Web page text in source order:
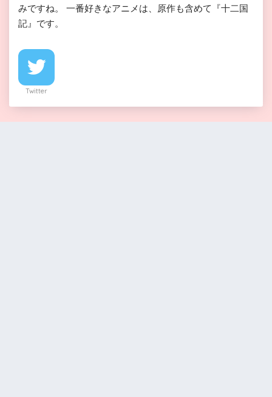
みですね。 一番好きなアニメは、原作も含めて『十二国
記』です。
Twitter